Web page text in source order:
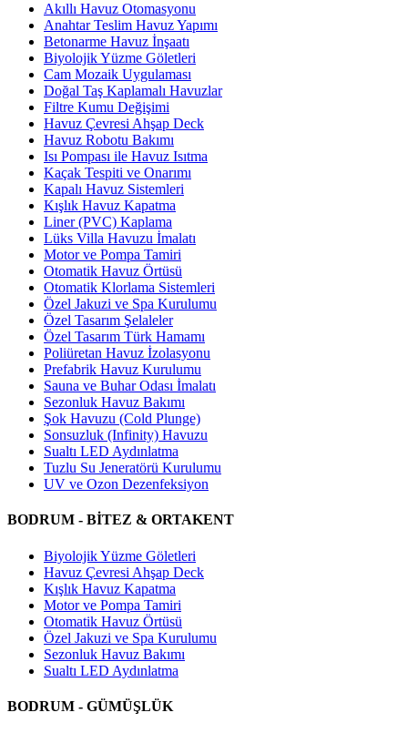
Akıllı Havuz Otomasyonu
Anahtar Teslim Havuz Yapımı
Betonarme Havuz İnşaatı
Biyolojik Yüzme Göletleri
Cam Mozaik Uygulaması
Doğal Taş Kaplamalı Havuzlar
Filtre Kumu Değişimi
Havuz Çevresi Ahşap Deck
Havuz Robotu Bakımı
Isı Pompası ile Havuz Isıtma
Kaçak Tespiti ve Onarımı
Kapalı Havuz Sistemleri
Kışlık Havuz Kapatma
Liner (PVC) Kaplama
Lüks Villa Havuzu İmalatı
Motor ve Pompa Tamiri
Otomatik Havuz Örtüsü
Otomatik Klorlama Sistemleri
Özel Jakuzi ve Spa Kurulumu
Özel Tasarım Şelaleler
Özel Tasarım Türk Hamamı
Poliüretan Havuz İzolasyonu
Prefabrik Havuz Kurulumu
Sauna ve Buhar Odası İmalatı
Sezonluk Havuz Bakımı
Şok Havuzu (Cold Plunge)
Sonsuzluk (Infinity) Havuzu
Sualtı LED Aydınlatma
Tuzlu Su Jeneratörü Kurulumu
UV ve Ozon Dezenfeksiyon
BODRUM - BİTEZ & ORTAKENT
Biyolojik Yüzme Göletleri
Havuz Çevresi Ahşap Deck
Kışlık Havuz Kapatma
Motor ve Pompa Tamiri
Otomatik Havuz Örtüsü
Özel Jakuzi ve Spa Kurulumu
Sezonluk Havuz Bakımı
Sualtı LED Aydınlatma
BODRUM - GÜMÜŞLÜK